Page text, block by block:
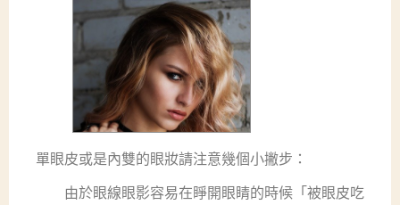
單眼皮或是內雙的眼妝請注意幾個小撇步：
由於眼線眼影容易在睜開眼睛的時候「被眼皮吃